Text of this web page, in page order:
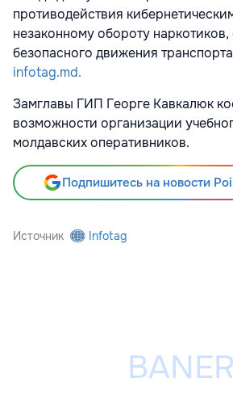
противодействия
незаконному обороту
безопасного движения
infotag.md.
Замглавы ГИП Георге Кавкалюк
возможности организации
молдавских оперативников.
Подпишитесь на новости
Источник Infotag